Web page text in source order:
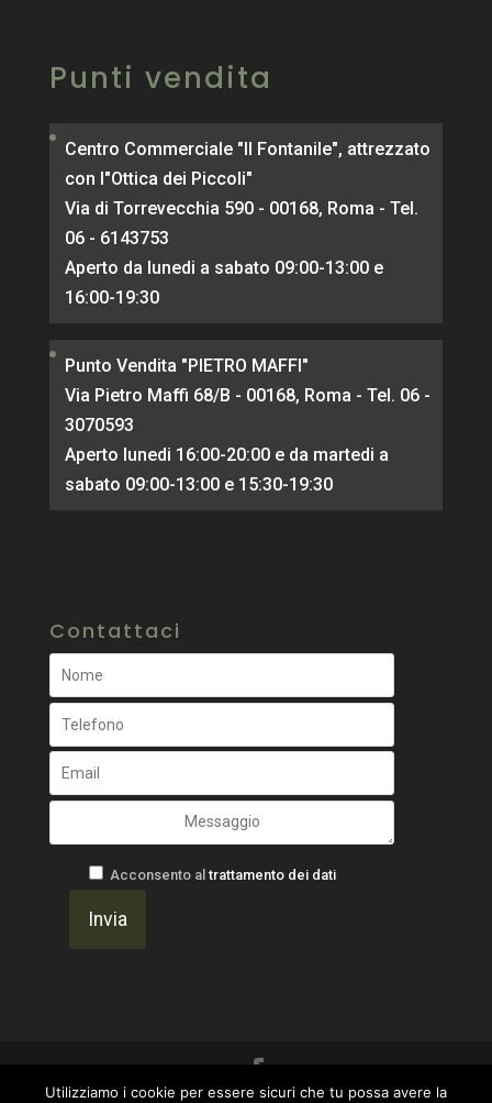
Punti vendita
Centro Commerciale "Il Fontanile", attrezzato
con l"Ottica dei Piccoli"
Via di Torrevecchia 590 - 00168, Roma - Tel.
06 - 6143753
Aperto da lunedi a sabato 09:00-13:00 e
16:00-19:30
Punto Vendita "PIETRO MAFFI"
Via Pietro Maffi 68/B - 00168, Roma - Tel. 06 -
3070593
Aperto lunedi 16:00-20:00 e da martedi a
sabato 09:00-13:00 e 15:30-19:30
Contattaci
Acconsento al trattamento dei dati
Utilizziamo i cookie per essere sicuri che tu possa avere la